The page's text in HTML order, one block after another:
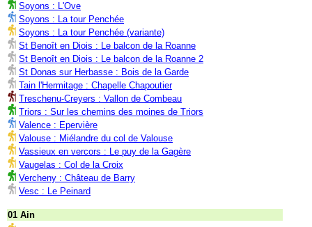
Soyons : L'Ove
Soyons : La tour Penchée
Soyons : La tour Penchée (variante)
St Benoît en Diois : Le balcon de la Roanne
St Benoît en Diois : Le balcon de la Roanne 2
St Donas sur Herbasse : Bois de la Garde
Tain l'Hermitage : Chapelle Chapoutier
Treschenu-Creyers : Vallon de Combeau
Triors : Sur les chemins des moines de Triors
Valence : Epervière
Valouse : Miélandre du col de Valouse
Vassieux en vercors : Le puy de la Gagère
Vaugelas : Col de la Croix
Vercheny : Château de Barry
Vesc : Le Peinard
01 Ain